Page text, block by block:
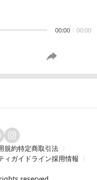
00:00 00:00
規約特定商取引法
ィガイドライン採用情報